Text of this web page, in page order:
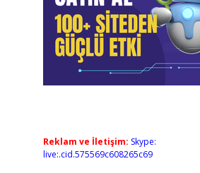
Reklam ve İletişim: Skype:
live:.cid.575569c608265c69